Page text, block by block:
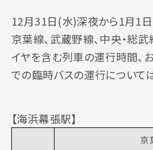
12月31日(水)深夜から1月1
京葉線、武蔵野線、中央・総
イヤを含む列車の運行時間、
での臨時バスの運行について
【海浜幕張駅】
京